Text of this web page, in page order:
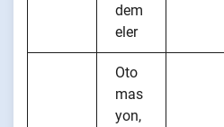
dem
eler
Oto
mas
yon,